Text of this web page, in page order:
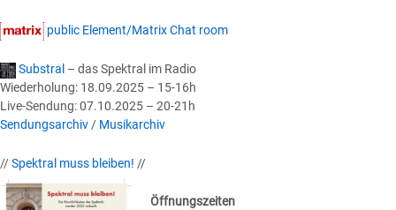
public Element/Matrix Chat room
Substral – das Spektral im Radio
Wiederholung: 18.09.2025 – 15-16h
Live-Sendung: 07.10.2025 – 20-21h
Sendungsarchiv/ Musikarchiv
//Spektral muss bleiben! //
Öffnungszeiten